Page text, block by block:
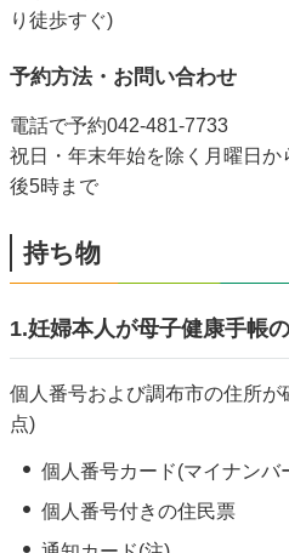
り徒歩すぐ)
予約方法・お問い合わせ
電話で予約042-481-7733
祝日・年末年始を除く月曜日
後5時まで
持ち物
1.妊婦本人が母子健康手帳
個人番号および調布市の住所
点)
個人番号カード(マイナンバ
個人番号付きの住民票